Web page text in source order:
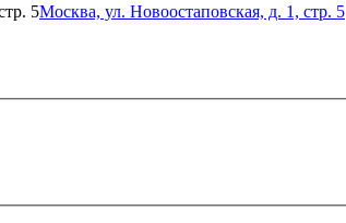
Москва, ул. Новоостаповская, д. 1, стр. 5